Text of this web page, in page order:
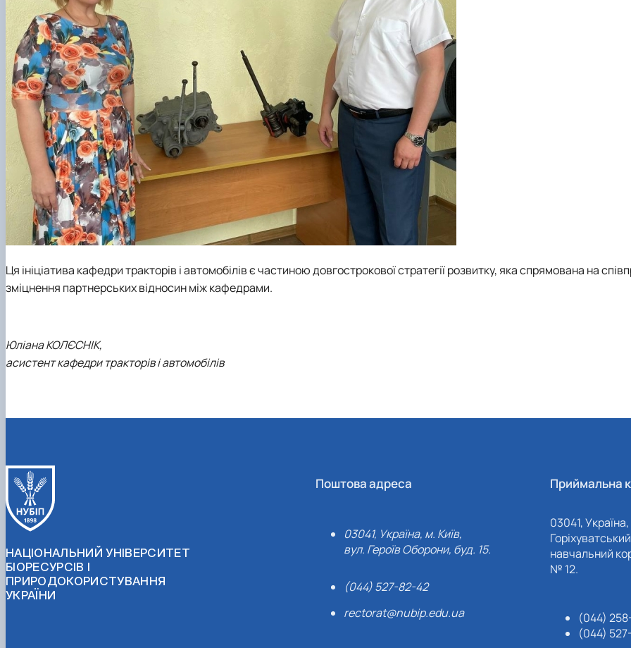
Ця ініціатива кафедри тракторів і автомобілівє частиною довгострокової стратегії розвитку, яка спрямована на
зміцнення партнерських відносин між кафедрами.
Юліана КОЛЄСНІК,
асистент кафедри тракторів і автомобілів
НАЦІОНАЛЬНИЙ УНІВЕРСИТЕТ
БІОРЕСУРСІВ І
ПРИРОДОКОРИСТУВАННЯ
УКРАЇНИ
Поштова адреса
03041, Україна, м. Київ,
вул. Героїв Оборони, буд. 15.
(044) 527-82-42
rectorat@nubip.edu.ua
Приймальна
03041,
навчальний
№ 12.
(044)
(044)